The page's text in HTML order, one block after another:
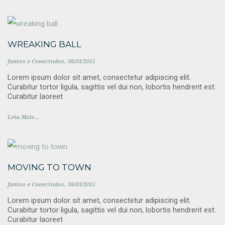
WREAKING BALL
Juntos e Conectados 08/03/2015
Lorem ipsum dolor sit amet, consectetur adipiscing elit.
Curabitur tortor ligula, sagittis vel dui non, lobortis hendrerit est.
Curabitur laoreet
Leia Mais...
MOVING TO TOWN
Juntos e Conectados 08/03/2015
Lorem ipsum dolor sit amet, consectetur adipiscing elit.
Curabitur tortor ligula, sagittis vel dui non, lobortis hendrerit est.
Curabitur laoreet